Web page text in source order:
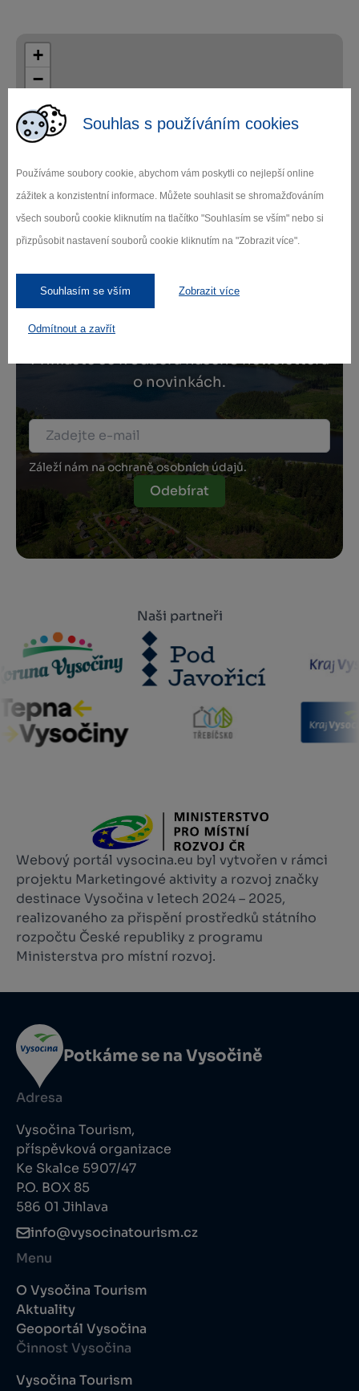
Souhlas s používáním cookies
Používáme soubory cookie, abychom vám poskytli co nejlepší online
zážitek a konzistentní informace. Můžete souhlasit se shromažďováním
všech souborů cookie kliknutím na tlačítko "Souhlasím se vším" nebo si
přizpůsobit nastavení souborů cookie kliknutím na "Zobrazit více".
Souhlasím se vším Zobrazit více
Odmítnout a zavřít
+
−
Leaflet |© Seznam.cz a.s. a další
Zamilujte si Vysočinu
Přihlaste se k odběru našeho newsletteru
o novinkách.
Záleží nám na ochraně osobních údajů.
Odebírat
Naši partneři
Webový portál vysocina.eu byl vytvořen v rámci
projektu Marketingové aktivity a rozvoj značky
destinace Vysočina v letech 2024 – 2025,
realizovaného za přispění prostředků státního
rozpočtu České republiky z programu
Ministerstva pro místní rozvoj.
Potkáme se na Vysočině
Adresa
Vysočina Tourism,
příspěvková organizace
Ke Skalce 5907/47
P.O. BOX 85
586 01 Jihlava
info@vysocinatourism.cz
Menu
O Vysočina Tourism
Aktuality
Geoportál Vysočina
Činnost Vysočina
Vysočina Tourism